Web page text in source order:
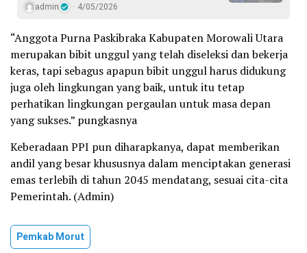
admin 4/05/2026
“Anggota Purna Paskibraka Kabupaten Morowali Utara
merupakan bibit unggul yang telah diseleksi dan bekerja
keras, tapi sebagus apapun bibit unggul harus didukung
juga oleh lingkungan yang baik, untuk itu tetap
perhatikan lingkungan pergaulan untuk masa depan
yang sukses.” pungkasnya
Keberadaan PPI pun diharapkanya, dapat memberikan
andil yang besar khususnya dalam menciptakan generasi
emas terlebih di tahun 2045 mendatang, sesuai cita-cita
Pemerintah. (Admin)
Pemkab Morut